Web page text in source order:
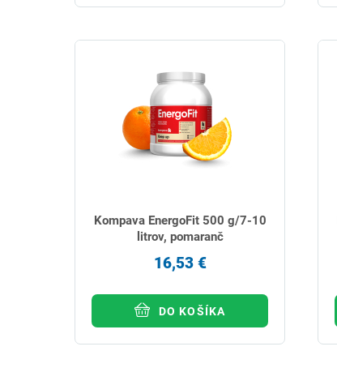
Kompava EnergoFit 500 g/7-10
litrov, pomaranč
16,53 €
DO KOŠÍKA